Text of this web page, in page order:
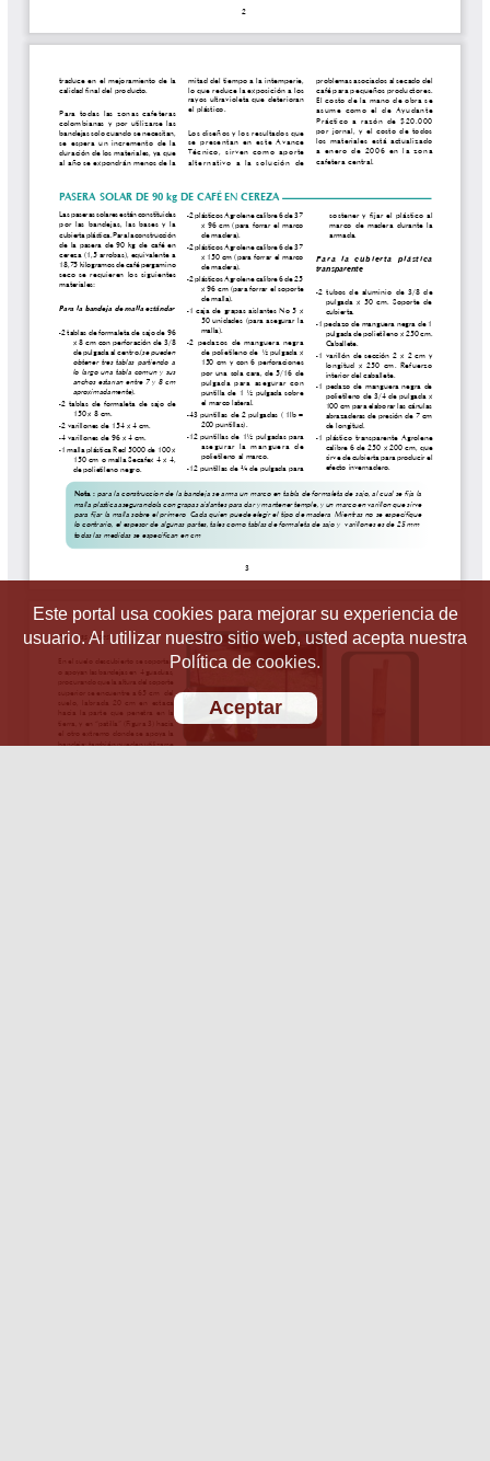
Este portal usa cookies para mejorar su experiencia de
usuario. Al utilizar nuestro sitio web, usted acepta nuestra
Política de cookies.
Aceptar